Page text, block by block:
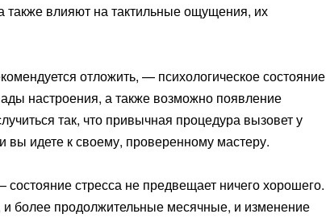
также влияют на тактильные ощущения, их
отложить, — психологическое состояние
настроения, а также возможно появление
так, что привычная процедура вызовет у
вы идете к своему, проверенному мастеру.
стресса не предвещает ничего хорошего.
и более продолжительные месячные, и изменение